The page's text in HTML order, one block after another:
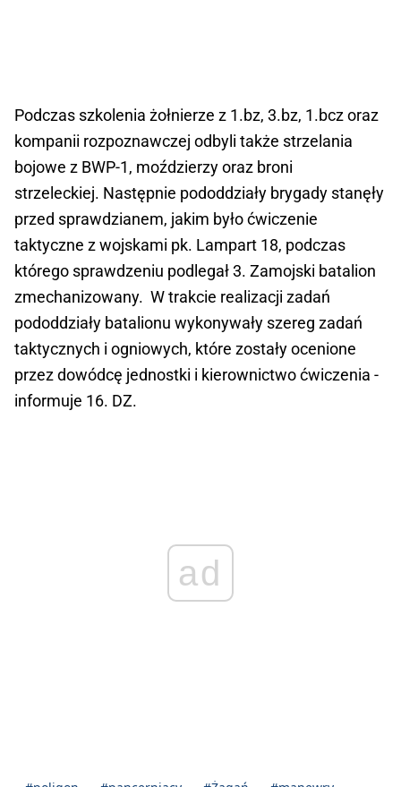
Podczas szkolenia żołnierze z 1.bz, 3.bz, 1.bcz oraz
kompanii rozpoznawczej odbyli także strzelania
bojowe z BWP-1, moździerzy oraz broni
strzeleckiej. Następnie pododdziały brygady stanęły
przed sprawdzianem, jakim było ćwiczenie
taktyczne z wojskami pk. Lampart 18, podczas
którego sprawdzeniu podlegał 3. Zamojski batalion
zmechanizowany. W trakcie realizacji zadań
pododdziały batalionu wykonywały szereg zadań
taktycznych i ogniowych, które zostały ocenione
przez dowódcę jednostki i kierownictwo ćwiczenia -
informuje 16. DZ.
ad